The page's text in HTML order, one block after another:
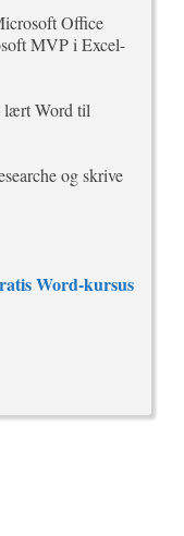
Office
MVP i Excel-
lært Word til
og skrive
Word-kursus